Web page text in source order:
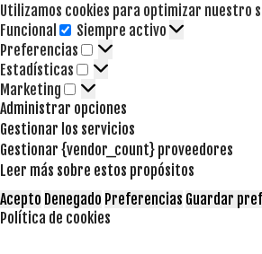
Utilizamos cookies para optimizar nuestro
Funcional
Funcional
Siempre activo
Preferencias
Preferencias
Estadísticas Estadísticas
Marketing Marketing
Administrar opciones
Gestionar los servicios
Gestionar {vendor_count} proveedores
Leer más sobre estos propósitos
Acepto Denegado Preferencias Guardar
Política de cookies